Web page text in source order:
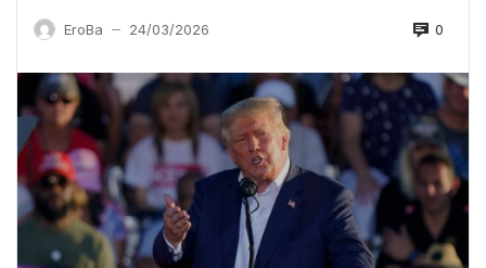
EroBa — 24/03/2026 0